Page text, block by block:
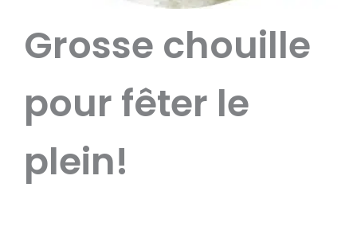
Grosse chouille
pour fêter le
plein!